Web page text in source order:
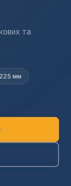
та
мм